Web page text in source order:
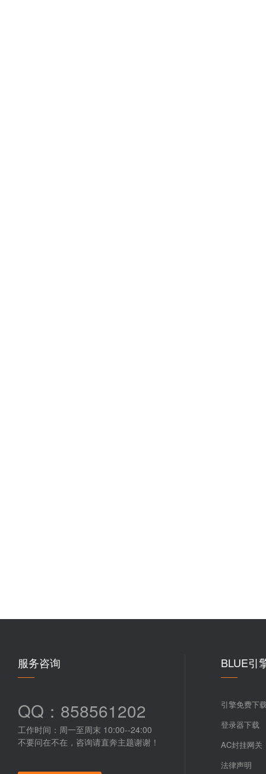
服务咨询
QQ：858561202
工作时间：周一至周末 10:00--24:00
不要问在不在，咨询请直奔主题谢谢！
BLUE引
引擎免费下
登录器下载
AC封挂网关
法律声明